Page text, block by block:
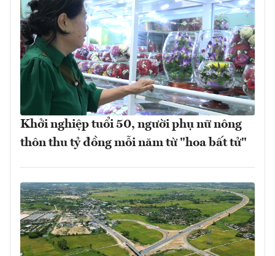
Khởi nghiệp tuổi 50, người phụ nữ nông
thôn thu tỷ đồng mỗi năm từ "hoa bất tử"